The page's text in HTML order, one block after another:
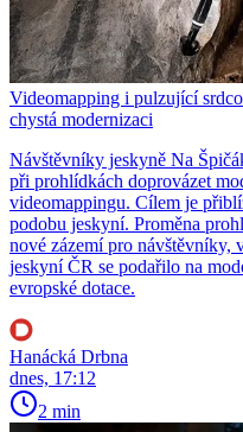
Videomapping i pulzující
chystá modernizaci
Návštěvníky jeskyně Na
při prohlídkách doprovázet
videomappingu. Cílem je
podobu jeskyní. Proměna
nové zázemí pro návštěvníky,
jeskyní ČR se podařilo na
evropské dotace.
Hanácká Drbna
dnes, 17:12
2 min